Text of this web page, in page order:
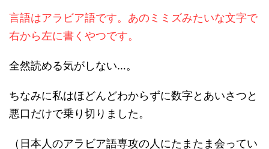
言語はアラビア語です。あのミミズみたいな文字で
右から左に書くやつです。
全然読める気がしない…。
ちなみに私はほどんどわからずに数字とあいさつと
悪口だけで乗り切りました。
（日本人のアラビア語専攻の人にたまたま会ってい